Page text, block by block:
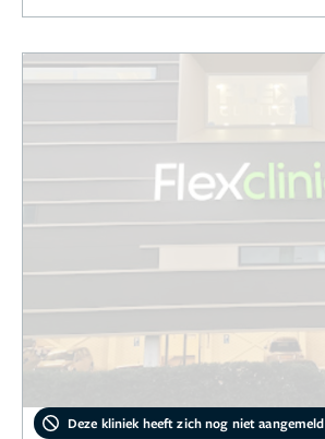
Deze kliniek heeft zich nog niet aangemeld